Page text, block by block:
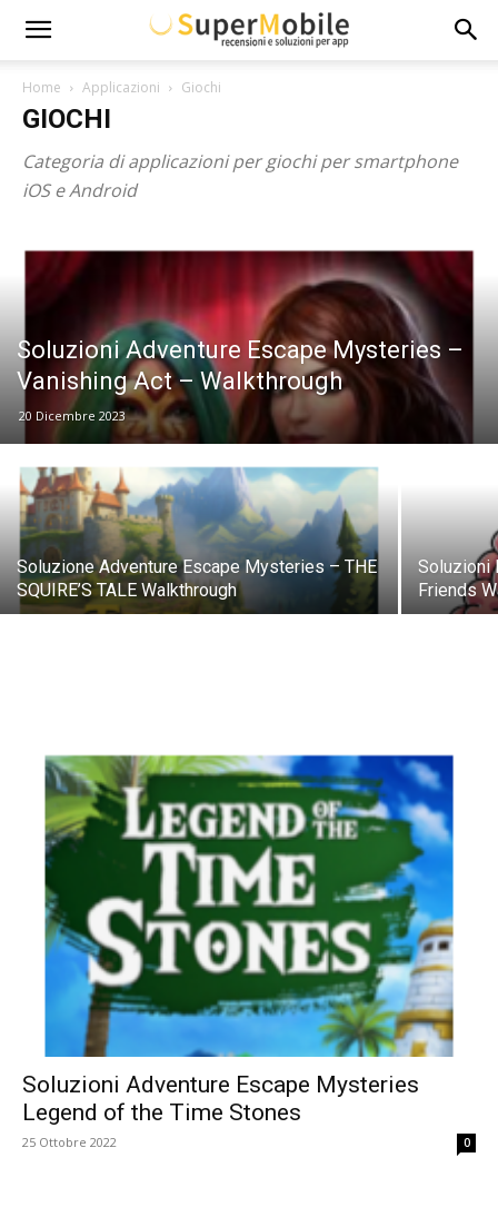
Super
Mobile
Home Applicazioni Giochi
GIOCHI
Categoria di applicazioni per giochi per smartphone
iOS e Android
Soluzioni Adventure Escape Mysteries –
Vanishing Act – Walkthrough
20 Dicembre 2023
Soluzione Adventure Escape Mysteries – THE
SQUIRE’S TALE Walkthrough
Soluzioni
Friends
Soluzioni Adventure Escape Mysteries
Legend of the Time Stones
25 Ottobre 2022 0